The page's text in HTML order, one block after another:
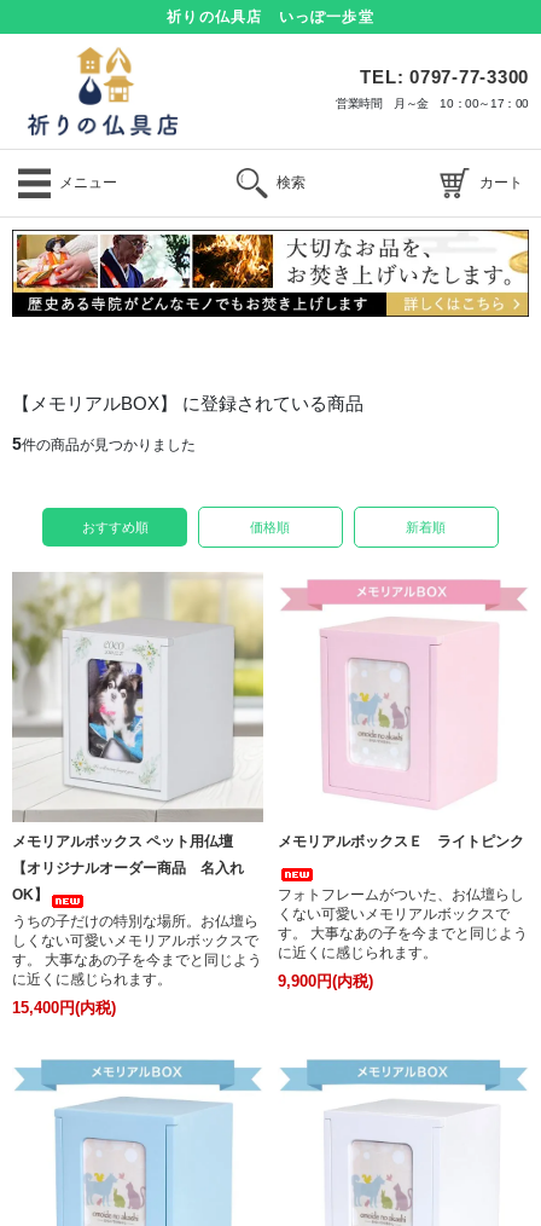
祈りの仏具店 いっぽ一歩堂
TEL: 0797-77-3300
営業時間 月～金 10：00～17：00
メニュー 検索 カート
【メモリアルBOX】 に登録されている商品
5件の商品が見つかりました
おすすめ順 価格順 新着順
メモリアルボックス ペット用仏壇
【オリジナルオーダー商品 名入れ
OK】
うちの子だけの特別な場所。お仏壇ら
しくない可愛いメモリアルボックスで
す。 大事なあの子を今までと同じよう
に近くに感じられます。
15,400円(内税)
メモリアルボックスＥ ライトピンク
フォトフレームがついた、お仏壇らし
くない可愛いメモリアルボックスで
す。 大事なあの子を今までと同じよう
に近くに感じられます。
9,900円(内税)